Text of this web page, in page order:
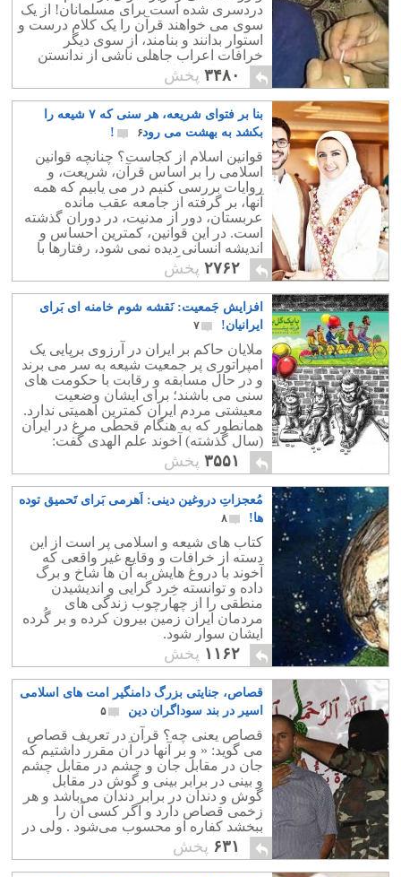
دردسری شده است برای مسلمانان! از یک
سوی می خواهند قرآن را یک کلام درست و
استوار بدانند و بنامند، از سوی دیگر
خرافات اعراب جاهلی ناشی از ندانستن
دلایل عوارض طبیعی نظیر باد و طوفان
نمی گذارد!
۳۴۸۰ پخش
بنا بر فتوای شریعه، هر سنی که ۷ شیعه را
بکشد به بهشت می رود‪!‬۶
قوانین اسلام از کجاست؟ چنانچه قوانین
اسلامی را بر اساس قرآن، شریعت، و
روایات بررسی کنیم در می یابیم که همه
آنها، بر گرفته از جامعه عقب مانده
عربستان، دور از مدنیت، در دوران گذشته
است. در این قوانین، کمترین احساس و
اندیشه انسانی دیده نمی شود، رفتارها با
کینه توزی، سنگدلی، و دشمنی همراه
است.
۲۷۶۲ پخش
افزایش جَمعیت: نَقشه شوم خامنه ای بَرای
ایرانیان!
۷
ملایان حاکم بر ایران در آرزوی برپایی یک
امپراتوری پر جمعیت شیعه به سر می برند
و در حال مسابقه و رقابت با حکومت های
سنی می باشند؛ برای ایشان وضعیت
معیشتی مردم ایران کمترین اهمیتی ندارد.
همانطور که به هنگام قحطی مرغ در ایران
(سال گذشته) آخوند علم الهدی گفت:
مردم به جای مرغ اشکنه بخورند!!
۳۵۵۱ پخش
مُعجزاتِ دروغین دینی: اَهرمی بَرای تَحمیق توده
ها!
۸
کتاب های شیعه و اسلامی پر است از این
دسته از خرافات و وقایع غیر واقعی که
آخوند با دروغ هایش به آن ها شاخ و برگ
داده و توانسته خِرد گرایی و اندیشیدن
منطقی را از چهارچوب زندگی های
مردمان ایران زمین بیرون کرده و بر گُرده
ایشان سوار شود.
۱۱۶۲ پخش
قصاص، جنایتی بزرگ دامنگیر امت های اسلامی
اسیر در بند سوداگران دین
۵
قصاص یعنی چه؟ قرآن در تعریف قصاص
می گوید: « و بر آنها در آن مقرر داشتیم که
جان در مقابل جان و چشم در مقابل چشم
و بینی در برابر بینی و گوش در مقابل
گوش و دندان در برابر دندان می‌باشد و هر
زخمی قصاص دارد و اگر کسی آن را
ببخشد کفاره او محسوب می‌شود . ولی در
برابر پرداخت دیه می توان از قصاص
صرفنظر کرد.
۶۳۱ پخش